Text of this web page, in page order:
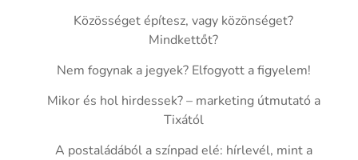
Közösséget építesz, vagy közönséget?
Mindkettőt?
Nem fogynak a jegyek? Elfogyott a figyelem!
Mikor és hol hirdessek? – marketing útmutató a
Tixától
A postaládából a színpad elé: hírlevél, mint a